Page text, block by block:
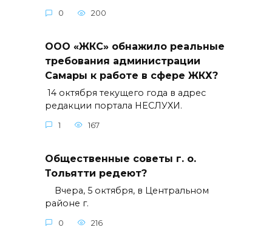
0 200
ООО «ЖКС» обнажило реальные
требования администрации
Самары к работе в сфере ЖКХ?
14 октября текущего года в адрес
редакции портала НЕСЛУХИ.
1 167
Общественные советы г. о.
Тольятти редеют?
Вчера, 5 октября, в Центральном
районе г.
0 216